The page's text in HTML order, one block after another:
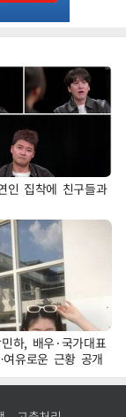
인 집착에 친구들과
하, 배우·국가대표
유로운 근황 공개